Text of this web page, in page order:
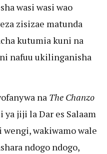
wasi wasi wao
zisizae matunda
kutumia kuni na
ni nafuu ukilinganisha
na The Chanzo
jiji la Dar es Salaam
wengi, wakiwamo wale
ndogo ndogo,